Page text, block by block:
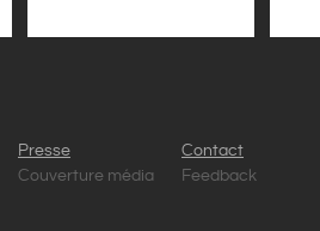
Presse
Couverture média
Contact
Feedback